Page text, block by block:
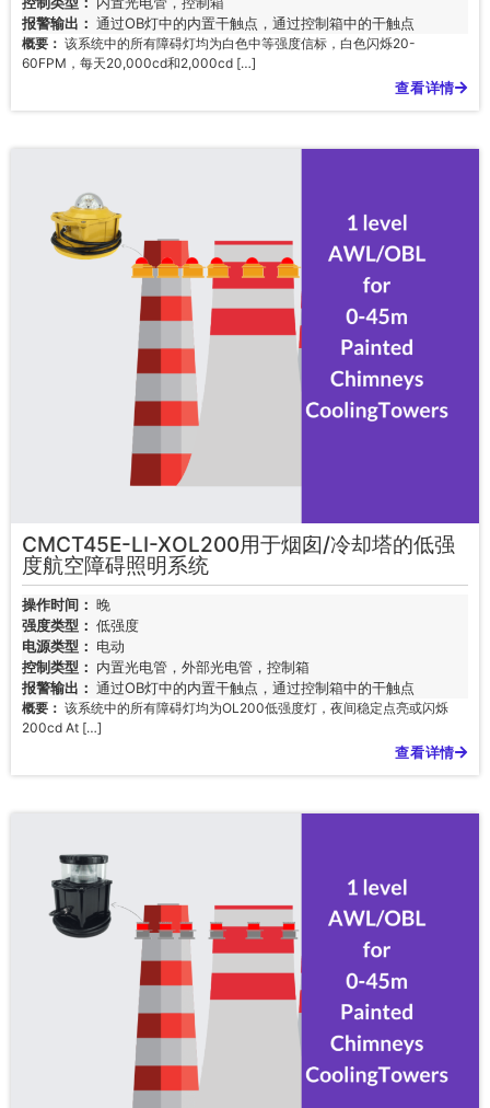
报警输出： 通过OB灯中的内置干触点，通过控制箱中的干触点
概要： 该系统中的所有障碍灯均为白色中等强度信标，白色闪烁20-
60FPM，每天20,000cd和2,000cd […]
查看详情
CMCT45E-LI-XOL200用于烟囱/冷却塔的低强
度航空障碍照明系统
操作时间： 晚
强度类型： 低强度
电源类型： 电动
控制类型： 内置光电管，外部光电管，控制箱
报警输出： 通过OB灯中的内置干触点，通过控制箱中的干触点
概要： 该系统中的所有障碍灯均为OL200低强度灯，夜间稳定点亮或闪烁
200cd At […]
查看详情